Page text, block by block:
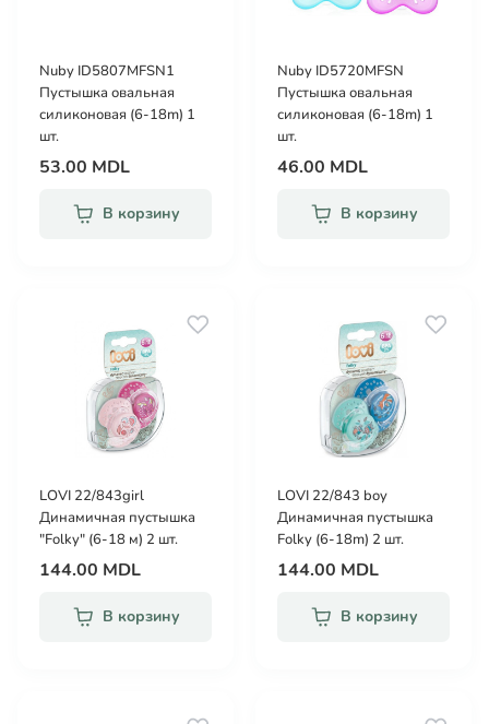
Nuby ID5807MFSN1
Пустышка овальная
силиконовая (6-18m) 1
шт.
53.00 MDL
В корзину
Nuby ID5720MFSN
Пустышка овальная
силиконовая (6-18m) 1
шт.
46.00 MDL
В корзину
LOVI 22/843girl
Динамичная пустышка
"Folky" (6-18 м) 2 шт.
144.00 MDL
В корзину
LOVI 22/843 boy
Динамичная пустышка
Folky (6-18m) 2 шт.
144.00 MDL
В корзину